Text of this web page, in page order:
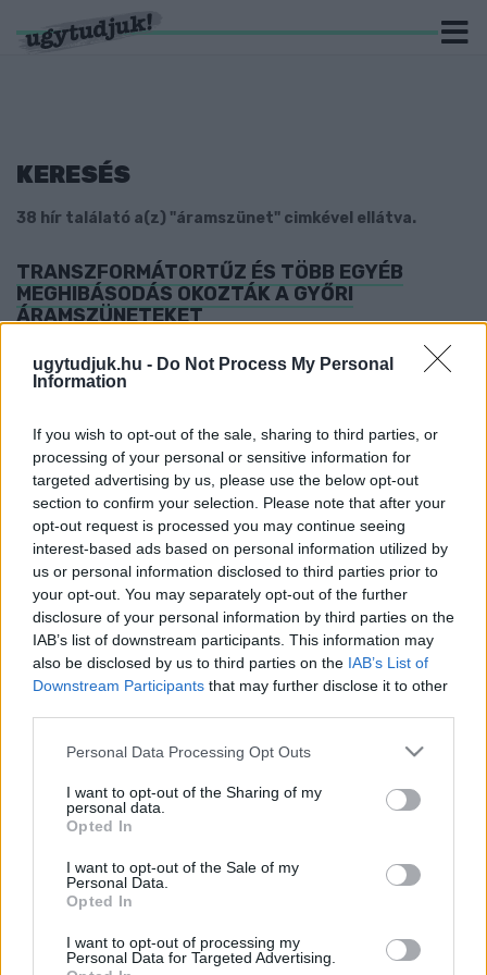
ugytudjuk.hu - Do Not Process My Personal
Information
If you wish to opt-out of the sale, sharing to third parties, or
processing of your personal or sensitive information for
targeted advertising by us, please use the below opt-out
section to confirm your selection. Please note that after your
opt-out request is processed you may continue seeing
interest-based ads based on personal information utilized by
us or personal information disclosed to third parties prior to
your opt-out. You may separately opt-out of the further
disclosure of your personal information by third parties on the
IAB’s list of downstream participants. This information may
also be disclosed by us to third parties on the IAB’s List of
Downstream Participants that may further disclose it to other
Please note that this website/app uses one or more Google
not limited to your visit or usage behaviour. You may click to
grant or deny consent to Google and its third-party tags to
use your data for below specified purposes in below Google
consent section.
Personal Data Processing Opt Outs
I want to opt-out of the Sharing of my
personal data.
Opted In
I want to opt-out of the Sale of my
Personal Data.
Opted In
I want to opt-out of processing my
Personal Data for Targeted Advertising.
KERESÉS
38 hír találató a(z) "áramszünet" cimkével ellátva.
TRANSZFORMÁTORTŰZ ÉS TÖBB EGYÉB
MEGHIBÁSODÁS OKOZTÁK A GYŐRI
ÁRAMSZÜNETEKET
Az extrém hőség miatt jelentősen megnőtt a villamosenergia-
hálózat terhelése, az E.ON takarékos energiahasználatot kér a
EGY ÉVVEL A SPANYOL GIGA ÁRAMSZÜNET
UTÁN: NEM A MEGÚJULÓ ENERGIÁK BUKTAK
MEG, HANEM A RENDSZER
2026. Április. 28. 09:30
Egy részletes nemzetközi vizsgálat szerint összetett hálózati
hibák vezettek az Ibériai-félszigetet megbénító
áramkimaradáshoz.
KIDERÜLT, HOGY MI ÁLL A BOSSZANTÓ,
GYŐRZÁMOLYI ÁRAMSZÜNETEK HÁTTERÉBEN
2026. január. 09. 12:16
Granát Gábor szerint az örökölt „túltelkesítés” okozza a
Hogy hol? Itt kiderül!
ÁRAMSZÜNET MIATT SÖTÉTÜLTEK EL A
SZENT MÁRTON UTCÁBAN
2022. február. 10. 13:26
JÓ NÉHÁNY UTCÁBAN LESZ ÁRAMSZÜNET